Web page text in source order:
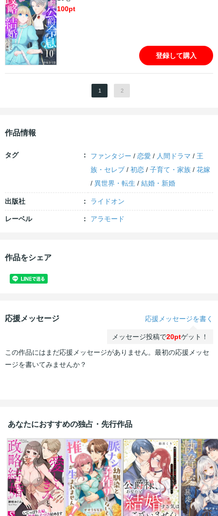
100pt
登録して購入
1 2
作品情報
タグ ファンタジー /恋愛 / 人間ドラマ / 王
族・セレブ /初恋 /子育て・家族 /花嫁
/異世界・転生 /結婚・新婚
出版社 ライドオン
レーベル アラモード
作品をシェア
応援メッセージ 応援メッセージを書く
メッセージ投稿で20ptゲット！
この作品にはまだ応援メッセージがありません。最初の応援メッセ
ージを書いてみませんか？
あなたにおすすめの独占・先行作品